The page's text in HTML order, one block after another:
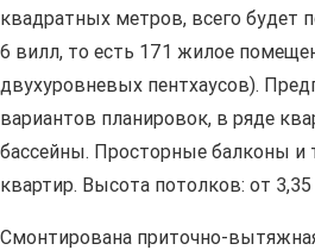
квадратных метров, всего будет
6 вилл, то есть 171 жилое
двухуровневых пентхаусов).
вариантов планировок, в ряде
бассейны. Просторные балконы и
квартир. Высота потолков: от
Смонтирована приточно-